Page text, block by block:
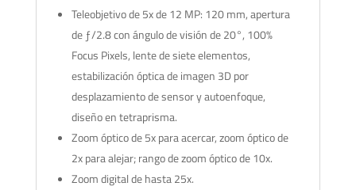
Teleobjetivo de 5x de 12 MP: 120 mm, apertura
de ƒ/2.8 con ángulo de visión de 20°, 100%
Focus Pixels, lente de siete elementos,
estabilización óptica de imagen 3D por
desplazamiento de sensor y autoenfoque,
diseño en tetraprisma.
Zoom óptico de 5x para acercar, zoom óptico de
2x para alejar; rango de zoom óptico de 10x.
Zoom digital de hasta 25x.